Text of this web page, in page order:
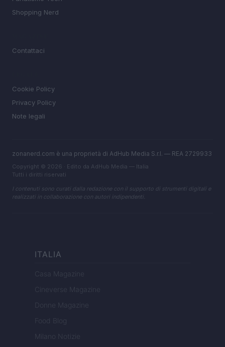
Shopping Nerd
Contattaci
Cookie Policy
Privacy Policy
Note legali
zonanerd.com è una proprietà di AdHub Media S.r.l. — REA 2729933
Copyright © 2026 · Edito da AdHub Media — Italia
Tutti i diritti riservati
I contenuti sono curati dalla redazione con il supporto di strumenti digitali e
realizzati in collaborazione con autori indipendenti.
ITALIA
Casa Magazine
Cineverse Magazine
Donne Magazine
Food Blog
Milano Notizie